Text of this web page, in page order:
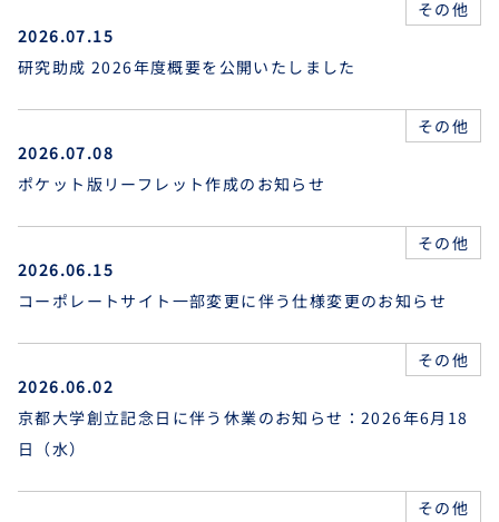
その他
2026.07.15
研究助成 2026年度概要を公開いたしました
その他
2026.07.08
ポケット版リーフレット作成のお知らせ
その他
2026.06.15
コーポレートサイト一部変更に伴う仕様変更のお知らせ
その他
2026.06.02
京都大学創立記念日に伴う休業のお知らせ：2026年6月18
日（水）
その他